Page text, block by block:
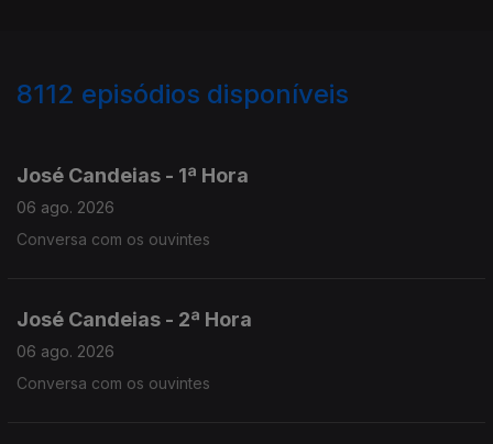
8112 episódios disponíveis
José Candeias - 1ª Hora
06 ago. 2026
Conversa com os ouvintes
José Candeias - 2ª Hora
06 ago. 2026
Conversa com os ouvintes